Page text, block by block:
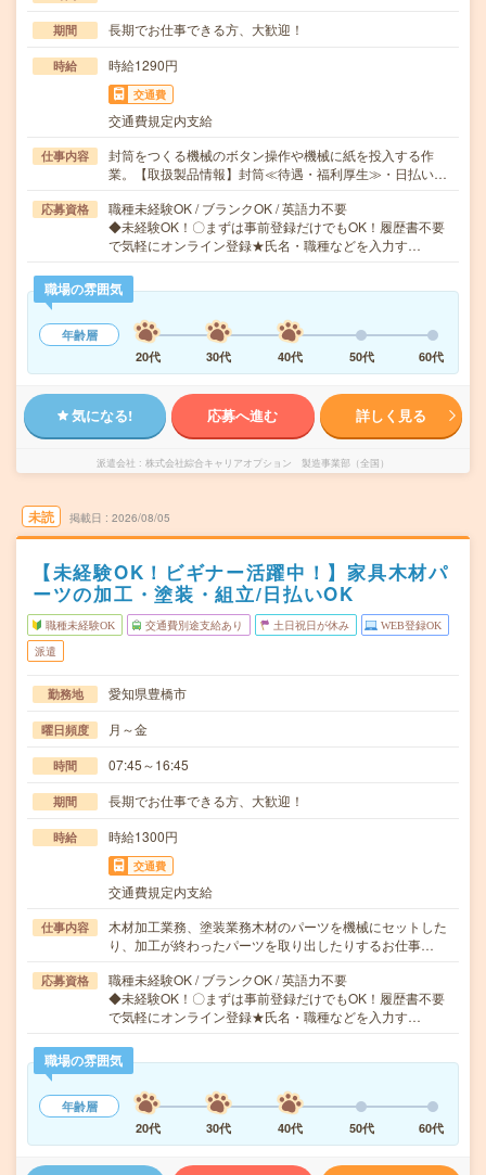
期間 長期でお仕事できる方、大歓迎！
時給 時給1290円
交通費
交通費規定内支給
仕事内容
封筒をつくる機械のボタン操作や機械に紙を投入する作
業。【取扱製品情報】封筒≪待遇・福利厚生≫・日払い…
応募資格
職種未経験OK / ブランクOK / 英語力不要
◆未経験OK！〇まずは事前登録だけでもOK！履歴書不要
で気軽にオンライン登録★氏名・職種などを入力す…
職場の雰囲気
年齢層
20代
30代 40代 50代 60代
気になる! 応募へ進む 詳しく見る
派遣会社 株式会社綜合キャリアオプション 製造事業部（全国）
未読 掲載日 2026/08/05
【未経験OK！ビギナー活躍中！】家具木材パ
ーツの加工・塗装・組立/日払いOK
職種未経験OK 交通費別途支給あり 土日祝日が休み WEB登録OK
派遣
勤務地 愛知県豊橋市
曜日頻度 月～金
時間 07:45～16:45
期間 長期でお仕事できる方、大歓迎！
時給 時給1300円
交通費
交通費規定内支給
仕事内容
木材加工業務、塗装業務木材のパーツを機械にセットした
り、加工が終わったパーツを取り出したりするお仕事…
応募資格
職種未経験OK / ブランクOK / 英語力不要
◆未経験OK！〇まずは事前登録だけでもOK！履歴書不要
で気軽にオンライン登録★氏名・職種などを入力す…
職場の雰囲気
年齢層
20代
30代 40代 50代 60代